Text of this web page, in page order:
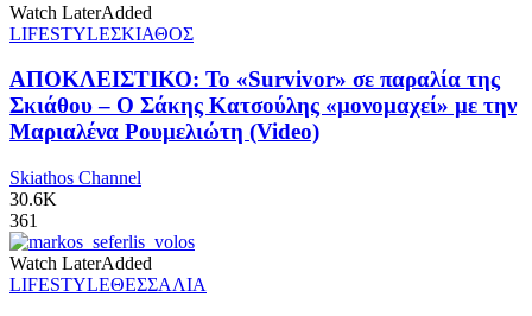
Watch LaterAdded
LIFESTYLEΣΚΙΑΘΟΣ
ΑΠΟΚΛΕΙΣΤΙΚΟ: Το «Survivor» σε παραλία της
Σκιάθου – Ο Σάκης Κατσούλης «μονομαχεί» με την
Μαριαλένα Ρουμελιώτη (Video)
Skiathos Channel
30.6K
361
Watch LaterAdded
LIFESTYLEΘΕΣΣΑΛΙΑ